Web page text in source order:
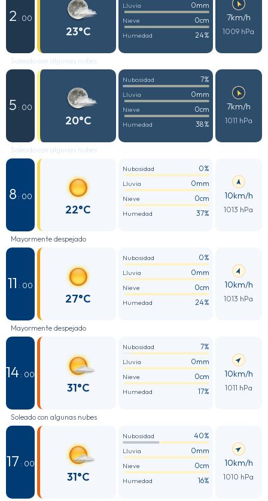
2 : 00
23°C
Lluvia 0mm
Nieve 0cm
Humedad 24%
7km/h
1009 hPa
Soleado con algunas nubes
5 : 00
20°C
Nubosidad 7%
Lluvia 0mm
Nieve 0cm
Humedad 38%
7km/h
1011 hPa
Soleado con algunas nubes
8 : 00
22°C
Nubosidad 0%
Lluvia 0mm
Nieve 0cm
Humedad 37%
10km/h
1013 hPa
Mayormente despejado
11 : 00
27°C
Nubosidad 0%
Lluvia 0mm
Nieve 0cm
Humedad 24%
10km/h
1013 hPa
Mayormente despejado
14 : 00
31°C
Nubosidad 7%
Lluvia 0mm
Nieve 0cm
Humedad 17%
10km/h
1011 hPa
Soleado con algunas nubes
17 : 00
31°C
Nubosidad 40%
Lluvia 0mm
Nieve 0cm
Humedad 16%
10km/h
1010 hPa